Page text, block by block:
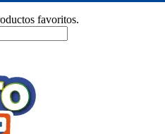
favoritos.